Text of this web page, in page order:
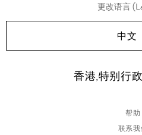
更改语言
中文
香港,特别行
帮助
联系我